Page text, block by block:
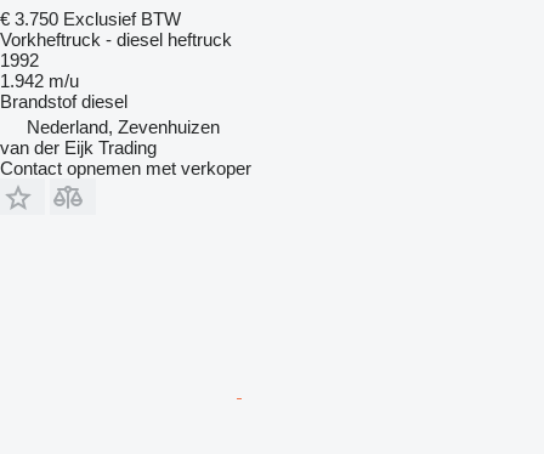
€ 3.750 Exclusief BTW
Vorkheftruck - diesel heftruck
1992
1.942 m/u
Brandstof diesel
Nederland, Zevenhuizen
van der Eijk Trading
Contact opnemen met verkoper